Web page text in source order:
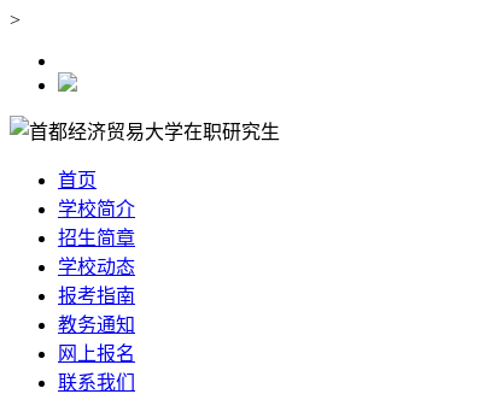
>
首页
学校简介
招生简章
学校动态
报考指南
教务通知
网上报名
联系我们